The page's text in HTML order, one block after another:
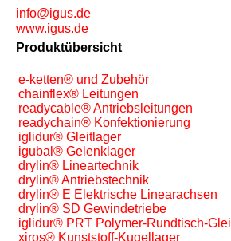
info@igus.de
www.igus.de
Produktübersicht
e-ketten® und Zubehör
chainflex® Leitungen
readycable® Antriebsleitungen
readychain® Konfektionierung
iglidur® Gleitlager
igubal® Gelenklager
drylin® Lineartechnik
drylin® Antriebstechnik
drylin® E Elektrische Linearachsen
drylin® SD Gewindetriebe
iglidur® PRT Polymer-Rundtisch-
xiros® Kunststoff-Kugellager